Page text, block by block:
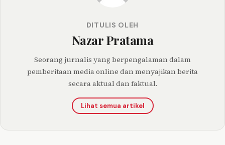
DITULIS OLEH
Nazar Pratama
Seorang jurnalis yang berpengalaman dalam
pemberitaan media online dan menyajikan berita
secara aktual dan faktual.
Lihat semua artikel